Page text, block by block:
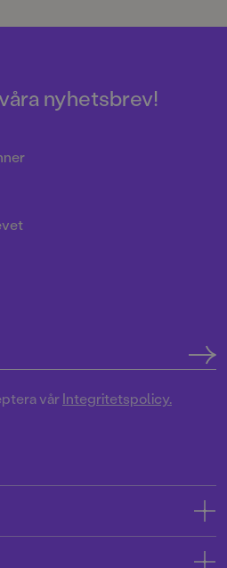
nyhetsbrev!
vårIntegritetspolicy.